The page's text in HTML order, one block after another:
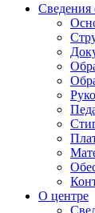
Сведения
О центре